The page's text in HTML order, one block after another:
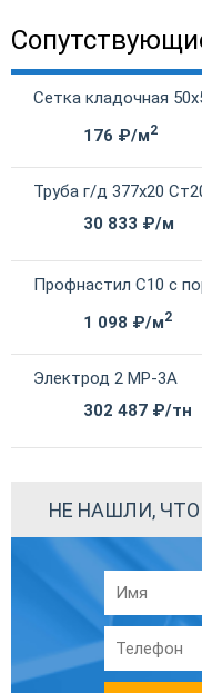
Сетка кладочная
176 ₽/м2
Труба г/д 377х20
30 833 ₽/м
Профнастил С10 с
1 098 ₽/м2
Электрод 2 МР-3А
302 487 ₽/тн
НЕ НАШЛИ,